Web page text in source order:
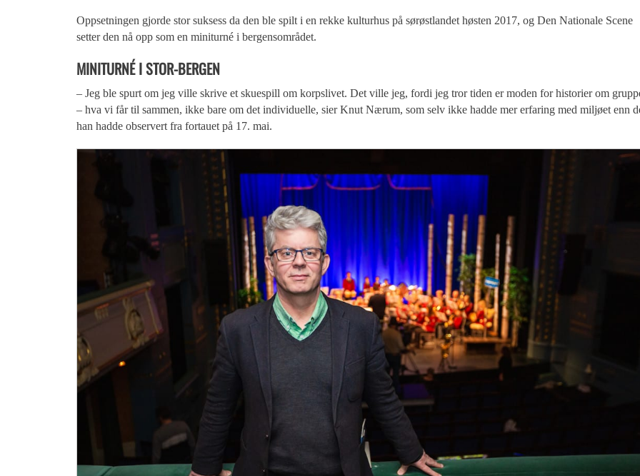
Oppsetningen gjorde stor suksess da den ble spilt i en rekke kulturhus på sørøstlandet høsten 2017, og Den Nationale Scene
setter den nå opp som en miniturné i bergensområdet.
MINITURNÉ I STOR-BERGEN
– Jeg ble spurt om jeg ville skrive et skuespill om korpslivet. Det ville jeg, fordi jeg tror tiden er moden for historier om
– hva vi får til sammen, ikke bare om det individuelle, sier Knut Nærum, som selv ikke hadde mer erfaring med miljøet enn
han hadde observert fra fortauet på 17. mai.